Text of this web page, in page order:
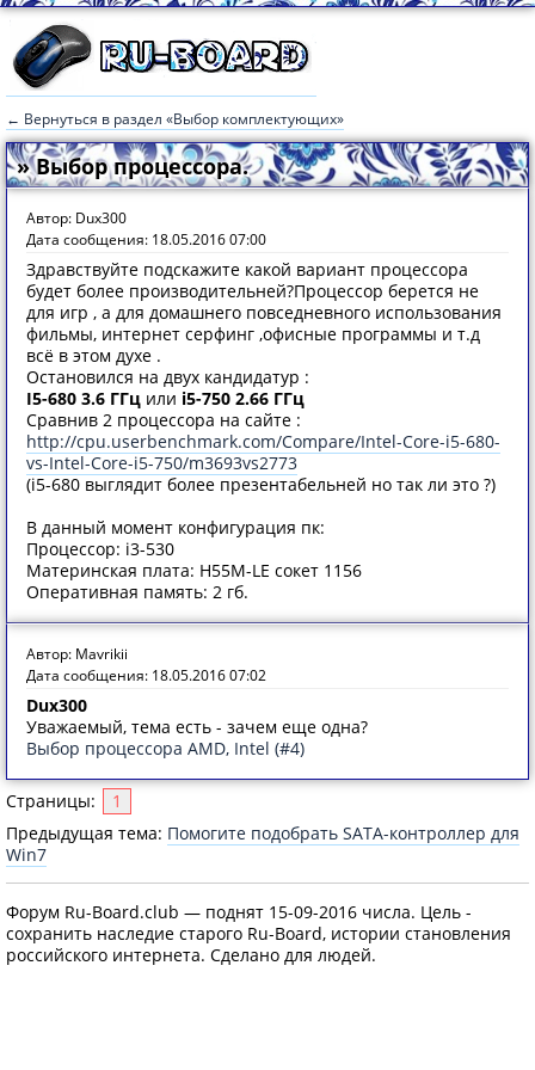
← Вернуться в раздел «Выбор комплектующих»
» Выбор процессора.
Автор: Dux300
Дата сообщения: 18.05.2016 07:00
Здравствуйте подскажите какой вариант процессора
будет более производительней?Процессор берется не
для игр , а для домашнего повседневного использования
фильмы, интернет серфинг ,офисные программы и т.д
всё в этом духе .
Остановился на двух кандидатур :
I5-680 3.6 ГГц или i5-750 2.66 ГГц
Сравнив 2 процессора на сайте :
http://cpu.userbenchmark.com/Compare/Intel-Core-i5-680-
vs-Intel-Core-i5-750/m3693vs2773
(i5-680 выглядит более презентабельней но так ли это ?)
В данный момент конфигурация пк:
Процессор: i3-530
Материнская плата: H55M-LE сокет 1156
Оперативная память: 2 гб.
Автор: Mavrikii
Дата сообщения: 18.05.2016 07:02
Dux300
Уважаемый, тема есть - зачем еще одна?
Выбор процессора AMD, Intel (#4)
Страницы:
1
Предыдущая тема: Помогите подобрать SATA-контроллер для
Win7
Форум Ru-Board.club — поднят 15-09-2016 числа. Цель -
сохранить наследие старого Ru-Board, истории становления
российского интернета. Сделано для людей.